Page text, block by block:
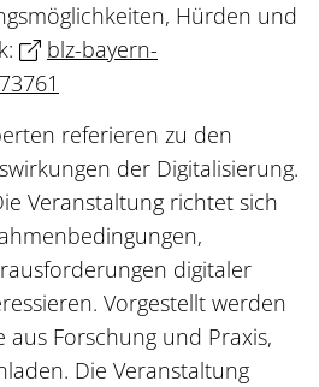
Hürden und
blz-bayern-
referieren zu den
der Digitalisierung.
Veranstaltung richtet sich
digitaler
Vorgestellt werden
aus Forschung und Praxis,
Die Veranstaltung